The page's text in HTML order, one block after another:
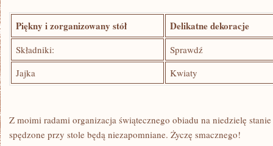
Piękny ⁢i ‌zorganizowany stół Delikatne dekoracje
Składniki:
Sprawdź
Jajka
Kwiaty
Z‍ moimi radami organizacja⁤ świątecznego obiadu na niedzielę
spędzone ‍przy ​stole⁢ będą ​niezapomniane. Życzę smacznego!